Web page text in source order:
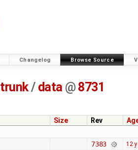
Changelog Browse Source
trunk/ data @ 8731
Size Rev
7383 12